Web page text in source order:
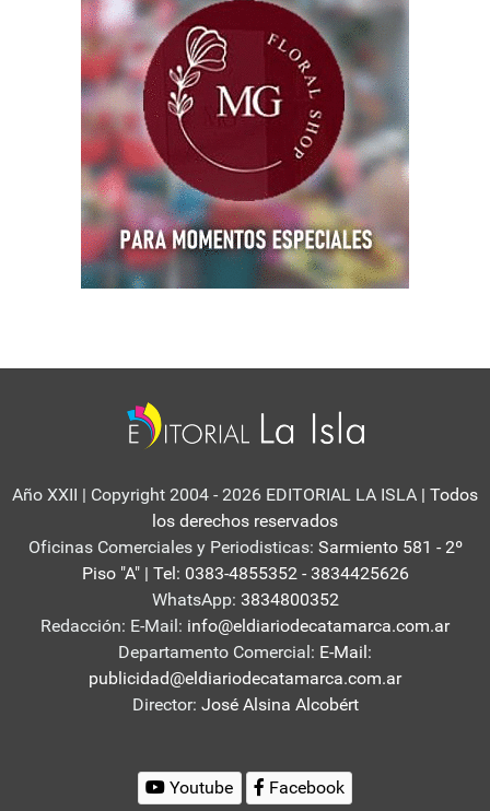
Año XXII | Copyright 2004 - 2026 EDITORIAL LA ISLA | Todos
los derechos reservados
Oficinas Comerciales y Periodisticas: Sarmiento 581 - 2º
Piso "A" | Tel: 0383-4855352 - 3834425626
WhatsApp: 3834800352
Redacción: E-Mail: info@eldiariodecatamarca.com.ar
Departamento Comercial: E-Mail:
publicidad@eldiariodecatamarca.com.ar
Director: José Alsina Alcobért
Youtube Facebook